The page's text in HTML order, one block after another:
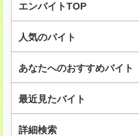
エンバイトTOP
人気のバイト
あなたへのおすすめバイト
最近見たバイト
詳細検索